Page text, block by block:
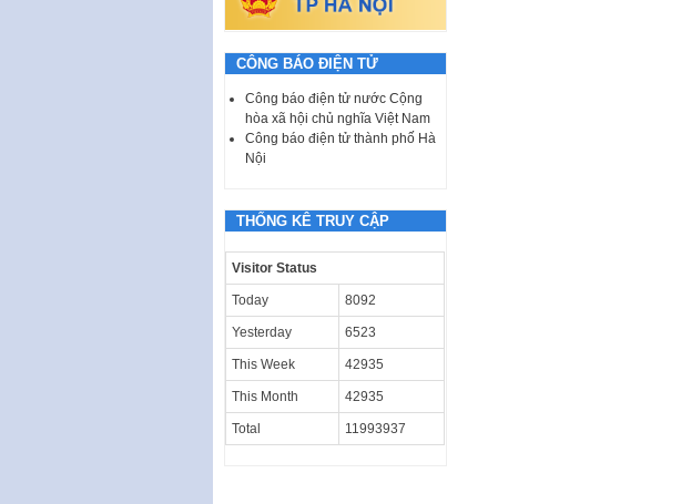
CÔNG BÁO ĐIỆN TỬ
Công báo điện tử nước Cộng
hòa xã hội chủ nghĩa Việt Nam
Công báo điện tử thành phố Hà
Nội
THỐNG KÊ TRUY CẬP
Visitor Status
Today 8092
Yesterday 6523
This Week 42935
This Month 42935
Total 11993937